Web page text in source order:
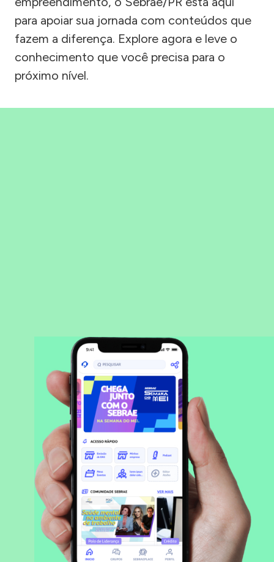
para apoiar sua jornada com conteúdos que
fazem a diferença. Explore agora e leve o
conhecimento que você precisa para o
próximo nível.